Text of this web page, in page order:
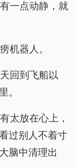
一点动静，就
机器人。
回到飞船以
。
太放在心上，
过别人不着寸
脑中清理出